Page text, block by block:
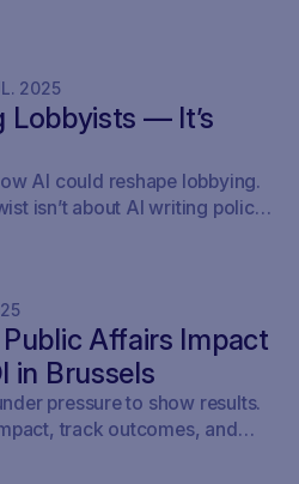
. 2025
Lobbyists — It’s
AI could reshape lobbying.
isn’t about AI writing policy.
tracking legislation,
advocacy strategies, the
Affairs Impact
in Brussels
pressure to show results.
track outcomes, and